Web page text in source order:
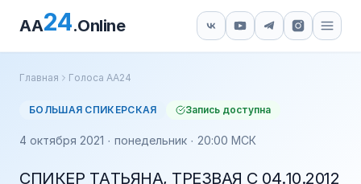
AA24.Online
Главная Голоса АА24
БОЛЬШАЯ СПИКЕРСКАЯ Запись доступна
4 октября 2021 · понедельник · 20:00 МСК
СПИКЕР ТАТЬЯНА, ТРЕЗВАЯ С 04.10.2012